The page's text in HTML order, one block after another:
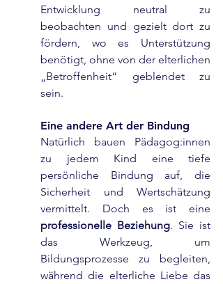
Entwicklung neutral zu
beobachten und gezielt dort zu
fördern, wo es Unterstützung
benötigt, ohne von der elterlichen
„Betroffenheit“ geblendet zu
sein.
Eine andere Art der Bindung
Natürlich bauen Pädagog:innen
zu jedem Kind eine tiefe
persönliche Bindung auf, die
Sicherheit und Wertschätzung
professionelle Beziehung. Sie ist
das Werkzeug, um
Bildungsprozesse zu begleiten,
während die elterliche Liebe das